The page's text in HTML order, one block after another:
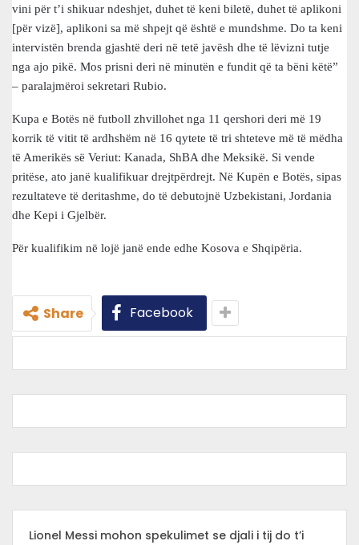
vini për t’i shikuar ndeshjet, duhet të keni biletë, duhet të aplikoni
[për vizë], aplikoni sa më shpejt që është e mundshme. Do ta keni
intervistën brenda gjashtë deri në tetë javësh dhe të lëvizni tutje
nga ajo pikë. Mos prisni deri në minutën e fundit që ta bëni këtë”
– paralajmëroi sekretari Rubio.
Kupa e Botës në futboll zhvillohet nga 11 qershori deri më 19
korrik të vitit të ardhshëm në 16 qytete të tri shteteve më të mëdha
të Amerikës së Veriut: Kanada, ShBA dhe Meksikë. Si vende
pritëse, ato janë kualifikuar drejtpërdrejt. Në Kupën e Botës, sipas
rezultateve të deritashme, do të debutojnë Uzbekistani, Jordania
dhe Kepi i Gjelbër.
Për kualifikim në lojë janë ende edhe Kosova e Shqipëria.
Share Facebook
Lionel Messi mohon spekulimet se djali i tij do t’i